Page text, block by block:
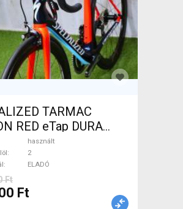
TARMAC
RED eTap DURA
használt ELADÓ
használt
2
ELADÓ
Ft
Ft